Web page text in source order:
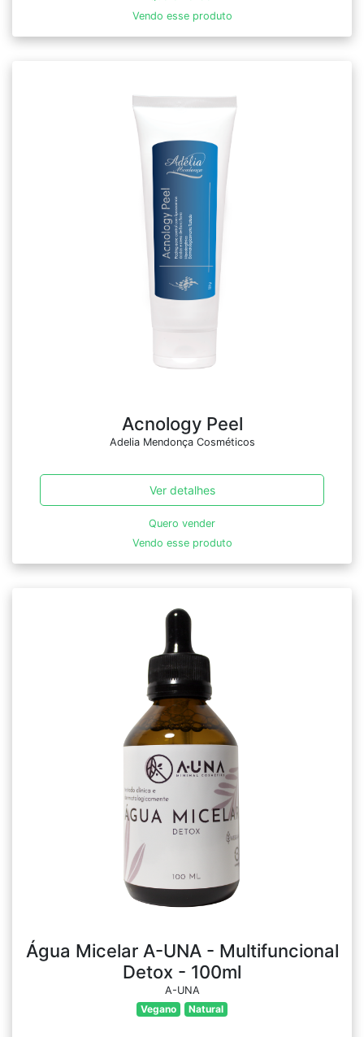
Vendo esse produto
Acnology Peel
Adelia Mendonça Cosméticos
Ver detalhes
Quero vender
Vendo esse produto
Água Micelar A-UNA - Multifuncional
Detox - 100ml
A-UNA
Vegano
Natural